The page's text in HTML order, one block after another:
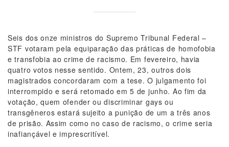
Seis dos onze ministros do Supremo Tribunal Federal –
STF votaram pela equiparação das práticas de homofobia
e transfobia ao crime de racismo. Em fevereiro, havia
quatro votos nesse sentido. Ontem, 23, outros dois
magistrados concordaram com a tese. O julgamento foi
interrompido e será retomado em 5 de junho. Ao fim da
votação, quem ofender ou discriminar gays ou
transgêneros estará sujeito a punição de um a três anos
de prisão. Assim como no caso de racismo, o crime seria
inafiançável e imprescritível.